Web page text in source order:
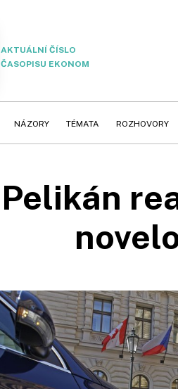
AKTUÁLNÍ ČÍSLO
ČASOPISU EKONOM
NÁZORY TÉMATA ROZHOVORY
Pelikán